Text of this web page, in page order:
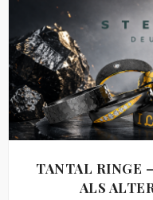
TANTAL RINGE
ALS